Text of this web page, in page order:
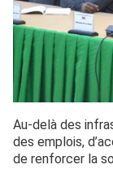
Au-delà des
des emplois,
de renforcer la